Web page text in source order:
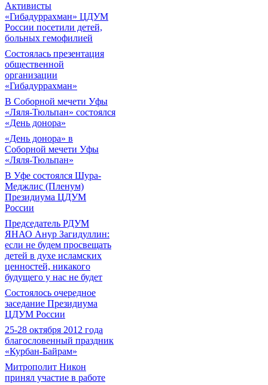
Активисты
«Гибадуррахман» ЦДУМ
России посетили детей,
больных гемофилией
Состоялась презентация
общественной
организации
«Гибадуррахман»
В Соборной мечети Уфы
«Ляля-Тюльпан» состоялся
«День донора»
«День донора» в
Соборной мечети Уфы
«Ляля-Тюльпан»
В Уфе состоялся Шура-
Меджлис (Пленум)
Президиума ЦДУМ
России
Председатель РДУМ
ЯНАО Анур Загидуллин:
если не будем просвещать
детей в духе исламских
ценностей, никакого
будущего у нас не будет
Состоялось очередное
заседание Президиума
ЦДУМ России
25-28 октября 2012 года
благословенный праздник
«Курбан-Байрам»
Митрополит Никон
принял участие в работе